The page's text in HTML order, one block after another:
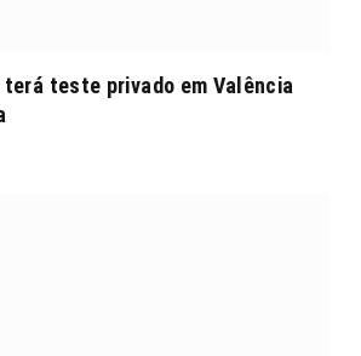
terá teste privado em Valência